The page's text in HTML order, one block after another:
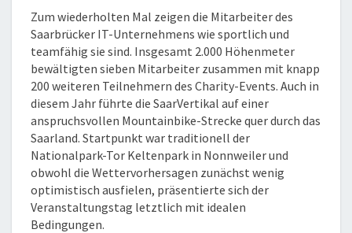
DAS
SAARLAND
Zum wiederholten Mal zeigen die Mitarbeiter des
Saarbrücker IT-Unternehmens wie sportlich und
teamfähig sie sind. Insgesamt 2.000 Höhenmeter
bewältigten sieben Mitarbeiter zusammen mit knapp
200 weiteren Teilnehmern des Charity-Events. Auch in
diesem Jahr führte die SaarVertikal auf einer
anspruchsvollen Mountainbike-Strecke quer durch das
Saarland. Startpunkt war traditionell der
Nationalpark-Tor Keltenpark in Nonnweiler und
obwohl die Wettervorhersagen zunächst wenig
optimistisch ausfielen, präsentierte sich der
Veranstaltungstag letztlich mit idealen
Bedingungen.